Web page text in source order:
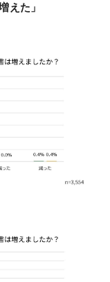
えた」